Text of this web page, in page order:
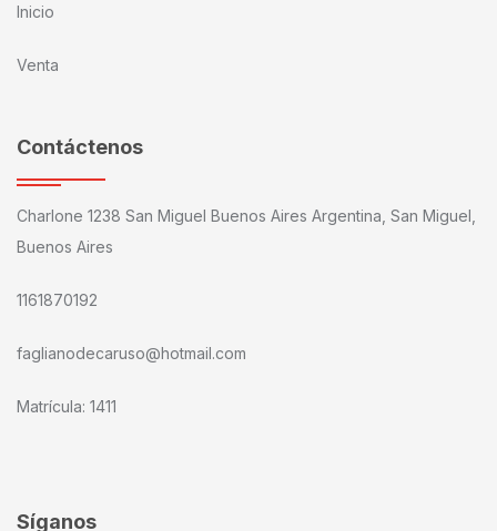
Inicio
Venta
Contáctenos
Charlone 1238 San Miguel Buenos Aires Argentina, San Miguel,
Buenos Aires
1161870192
faglianodecaruso@hotmail.com
Matrícula: 1411
Síganos